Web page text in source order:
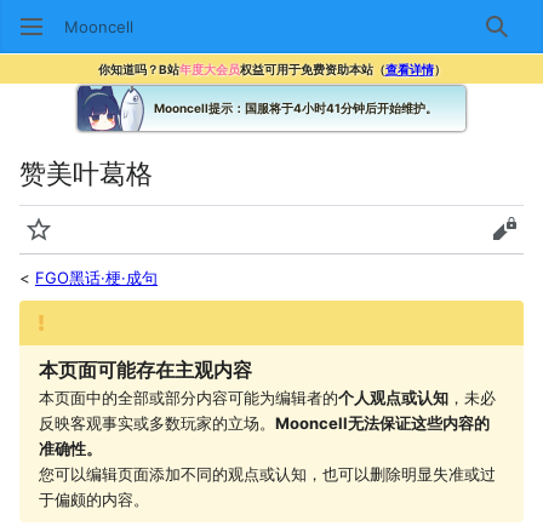
Mooncell 搜索
你知道吗？B站年度大会员权益可用于免费资助本站（查看详情）
Mooncell提示：国服将于4小时41分钟后开始维护。
赞美叶葛格
监视
查看
< FGO黑话·梗·成句
本页面可能存在主观内容
本页面中的全部或部分内容可能为编辑者的个人观点或认知 ，未必
反映客观事实或多数玩家的立场。 Mooncell无法保证这些内容的
准确性。
您可以编辑页面添加不同的观点或认知，也可以删除明显失准或过
于偏颇的内容。